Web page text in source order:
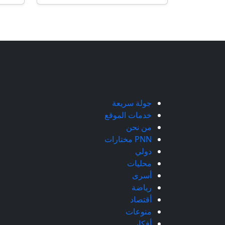
جولة سريعة
خدمات الموقع
من نحن
PNN مختارات
دولي
محليات
أسرى
رياضة
أقتصاد
منوعات